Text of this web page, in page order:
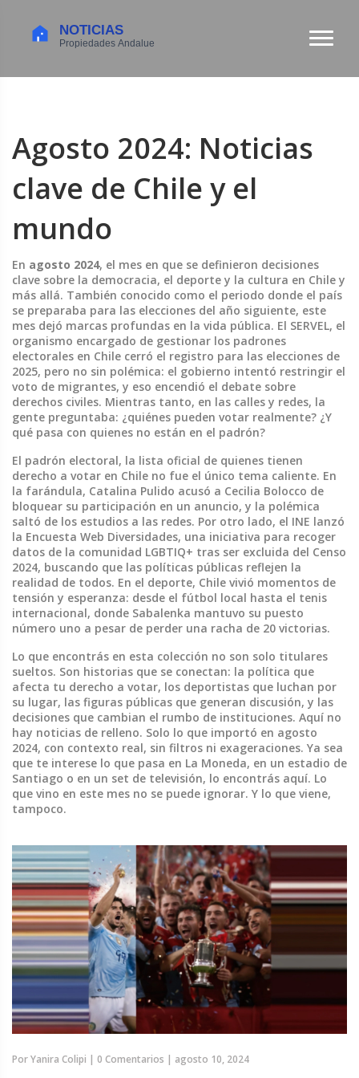
Agosto 2024: Noticias
clave de Chile y el
mundo
En agosto 2024, el mes en que se definieron decisiones
clave sobre la democracia, el deporte y la cultura en Chile y
más allá. También conocido como el periodo donde el país
se preparaba para las elecciones del año siguiente, este
mes dejó marcas profundas en la vida pública. El SERVEL, el
organismo encargado de gestionar los padrones
electorales en Chile cerró el registro para las elecciones de
2025, pero no sin polémica: el gobierno intentó restringir el
voto de migrantes, y eso encendió el debate sobre
derechos civiles. Mientras tanto, en las calles y redes, la
gente preguntaba: ¿quiénes pueden votar realmente? ¿Y
qué pasa con quienes no están en el padrón?
El padrón electoral, la lista oficial de quienes tienen
derecho a votar en Chile no fue el único tema caliente. En
la farándula, Catalina Pulido acusó a Cecilia Bolocco de
bloquear su participación en un anuncio, y la polémica
saltó de los estudios a las redes. Por otro lado, el INE lanzó
la Encuesta Web Diversidades, una iniciativa para recoger
datos de la comunidad LGBTIQ+ tras ser excluida del Censo
2024, buscando que las políticas públicas reflejen la
realidad de todos. En el deporte, Chile vivió momentos de
tensión y esperanza: desde el fútbol local hasta el tenis
internacional, donde Sabalenka mantuvo su puesto
número uno a pesar de perder una racha de 20 victorias.
Lo que encontrás en esta colección no son solo titulares
sueltos. Son historias que se conectan: la política que
afecta tu derecho a votar, los deportistas que luchan por
su lugar, las figuras públicas que generan discusión, y las
decisiones que cambian el rumbo de instituciones. Aquí no
hay noticias de relleno. Solo lo que importó en agosto
2024, con contexto real, sin filtros ni exageraciones. Ya sea
que te interese lo que pasa en La Moneda, en un estadio de
Santiago o en un set de televisión, lo encontrás aquí. Lo
que vino en este mes no se puede ignorar. Y lo que viene,
tampoco.
PorYanira Colipi | 0 Comentarios | agosto 10, 2024